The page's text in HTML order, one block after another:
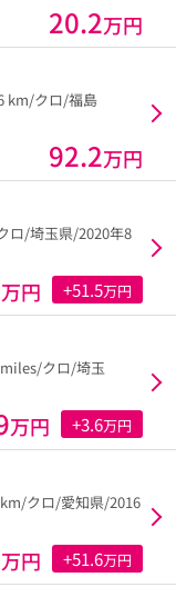
20.2万円
km/クロ/福島
92.2万円
ロ/埼玉県/2020年8
万円 +51.5万円
クロ/埼玉
万円 +3.6万円
クロ/愛知県/2016
万円 +51.6万円